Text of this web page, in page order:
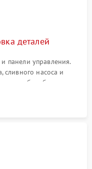
деталей
панели управления.
насоса и
барабана и
люка на разрывы.